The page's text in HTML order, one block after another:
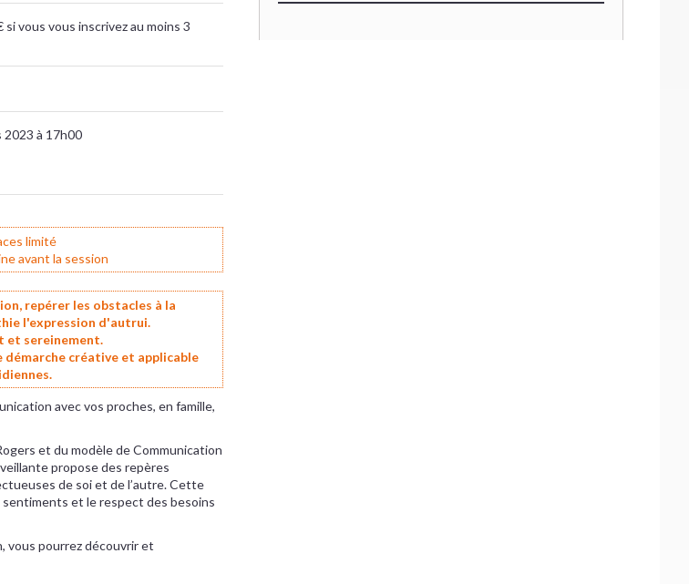
vous vous inscrivez au moins 3
2023 à 17h00
limité
avant la session
repérer les obstacles à la
l'expression d'autrui.
et sereinement.
démarche créative et applicable
avec vos proches, en famille,
et du modèle de Communication
propose des repères
de soi et de l’autre. Cette
sentiments et le respect des besoins
vous pourrez découvrir et